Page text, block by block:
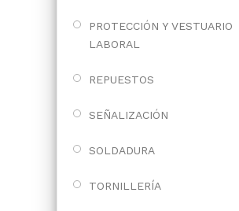
PROTECCIÓN Y VESTUARIO
LABORAL
REPUESTOS
SEÑALIZACIÓN
SOLDADURA
TORNILLERÍA